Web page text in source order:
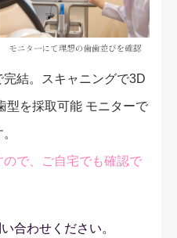
結。スキャニングで3D
型を採取可能 モニターで
で、ご自宅でも確認で
合わせください。